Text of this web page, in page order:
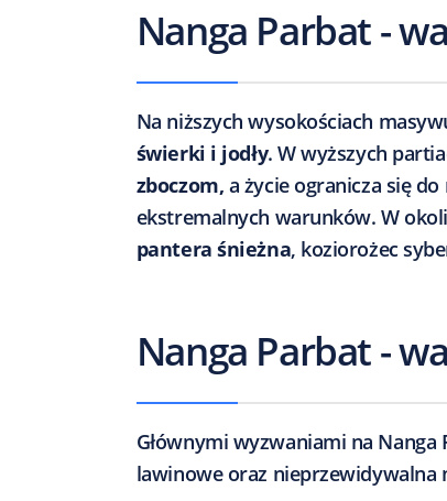
Nanga Parbat -
Na niższych wysokościach
świerki i jodły. W wyższych
zboczom, a życie ogranicza się
ekstremalnych warunków. W
pantera śnieżna, koziorożec
Nanga Parbat -
Głównymi wyzwaniami na Nanga
lawinowe oraz nieprzewidywalna